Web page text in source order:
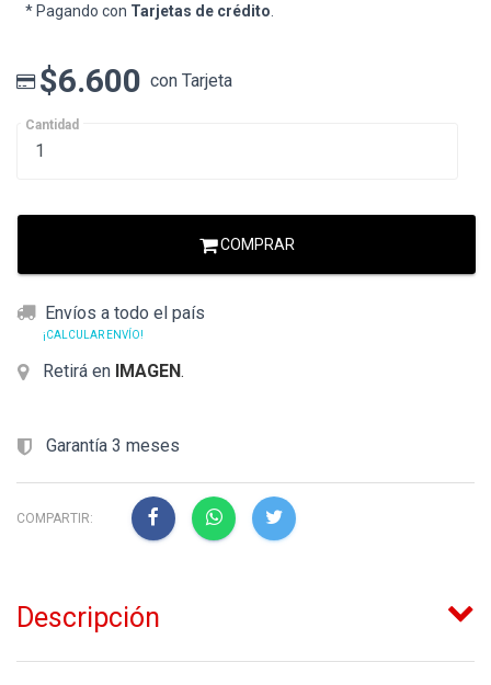
* Pagando con Tarjetas de crédito
$6.600 con Tarjeta
Cantidad
COMPRAR
Envíos a todo el país
¡CALCULAR ENVÍO!
Retirá en IMAGEN.
Garantía 3 meses
COMPARTIR:
Descripción